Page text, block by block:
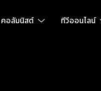
คอลัมนิสต์ ทีวีออนไลน์